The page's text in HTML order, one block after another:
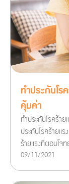
ทำประกันโ
คุ้มค่า
ทำประกันโรคร้า
ประกันโรคร้ายแ
ร้ายแรงที่ตอบโจ
09/11/2021